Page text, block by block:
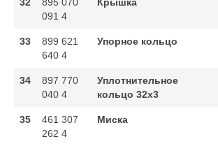
32
895 070
091 4
Крышка
33
899 621
640 4
Упорное кольцо
34
897 770
040 4
Уплотнительное
кольцо 32x3
35
461 307
262 4
Миска